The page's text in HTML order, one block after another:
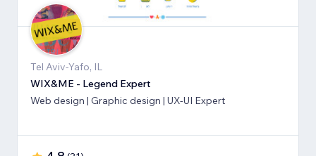
Tel Aviv-Yafo, IL
WIX&ME - Legend Expert
Web design | Graphic design | UX-UI Expert